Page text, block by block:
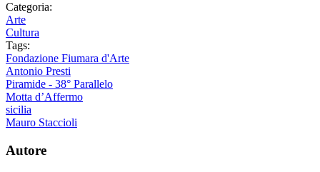
Categoria:
Arte
Cultura
Tags:
Fondazione Fiumara d'Arte
Antonio Presti
Piramide - 38° Parallelo
Motta d’Affermo
sicilia
Mauro Staccioli
Autore